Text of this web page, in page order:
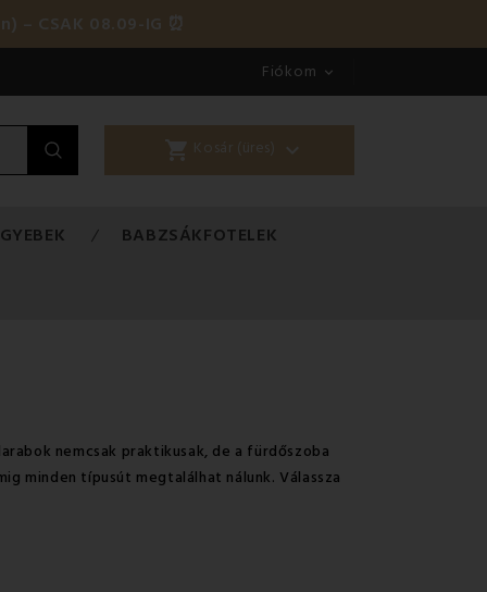
– CSAK 08.09-IG ⏰
Fiókom 
shopping_cart Kosár (üres) 
BABZSÁKFOTELEK
nemcsak praktikusak, de a fürdőszoba
minden típusút megtalálhat nálunk. Válassza